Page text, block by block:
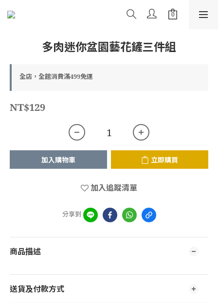
多肉迷你盆園藝花鏟三件組
全店，全館消費滿499免運
NT$129
加入購物車 立即購買
加入追蹤清單
分享到
商品描述
送貨及付款方式